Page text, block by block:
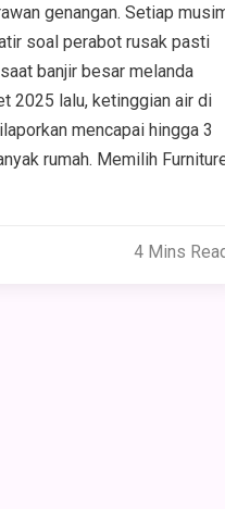
genangan. Setiap
soal perabot rusak pasti
banjir besar melanda
2025 lalu, ketinggian air di
mencapai hingga 3
rumah. Memilih
4 Mins